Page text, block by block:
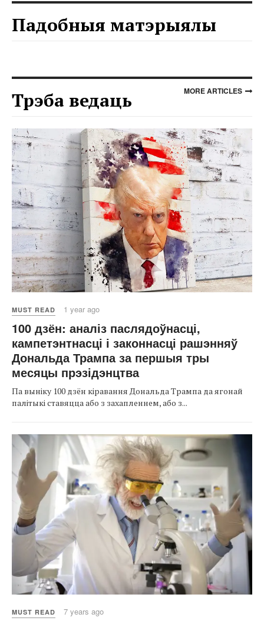
Падобныя матэрыялы
Трэба ведаць MORE ARTICLES
MUST READ 1 year ago
100 дзён: аналіз паслядоўнасці,
кампетэнтнасці і законнасці рашэнняў
Дональда Трампа за першыя тры
месяцы прэзідэнцтва
Па выніку 100 дзён кіравання Дональда Трампа да ягонай
палітыкі ставяцца або з захапленнем, або з...
MUST READ 7 years ago